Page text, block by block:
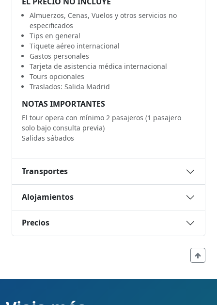
Almuerzos, Cenas, Vuelos y otros servicios no
especificados
Tips en general
Tiquete aéreo internacional
Gastos personales
Tarjeta de asistencia médica internacional
Tours opcionales
Traslados: Salida Madrid
NOTAS IMPORTANTES
El tour opera con mínimo 2 pasajeros (1 pasajero
solo bajo consulta previa)
Salidas sábados
Transportes
Alojamientos
Precios